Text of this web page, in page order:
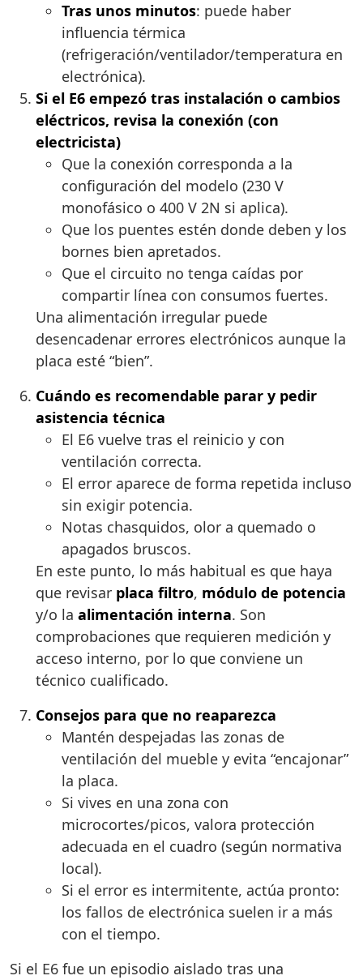
Tras unos minutos: puede haber
influencia térmica
(refrigeración/ventilador/temperatura en
electrónica).
Si el E6 empezó tras instalación o cambios
eléctricos, revisa la conexión (con
electricista)
Que la conexión corresponda a la
configuración del modelo (230 V
monofásico o 400 V 2N si aplica).
Que los puentes estén donde deben y los
bornes bien apretados.
Que el circuito no tenga caídas por
compartir línea con consumos fuertes.
Una alimentación irregular puede
desencadenar errores electrónicos aunque la
placa esté “bien”.
Cuándo es recomendable parar y pedir
asistencia técnica
El E6 vuelve tras el reinicio y con
ventilación correcta.
El error aparece de forma repetida incluso
sin exigir potencia.
Notas chasquidos, olor a quemado o
apagados bruscos.
En este punto, lo más habitual es que haya
que revisar placa filtro, módulo de potencia
y/o la alimentación interna. Son
comprobaciones que requieren medición y
acceso interno, por lo que conviene un
técnico cualificado.
Consejos para que no reaparezca
Mantén despejadas las zonas de
ventilación del mueble y evita “encajonar”
la placa.
Si vives en una zona con
microcortes/picos, valora protección
adecuada en el cuadro (según normativa
local).
Si el error es intermitente, actúa pronto:
los fallos de electrónica suelen ir a más
con el tiempo.
Si el E6 fue un episodio aislado tras una